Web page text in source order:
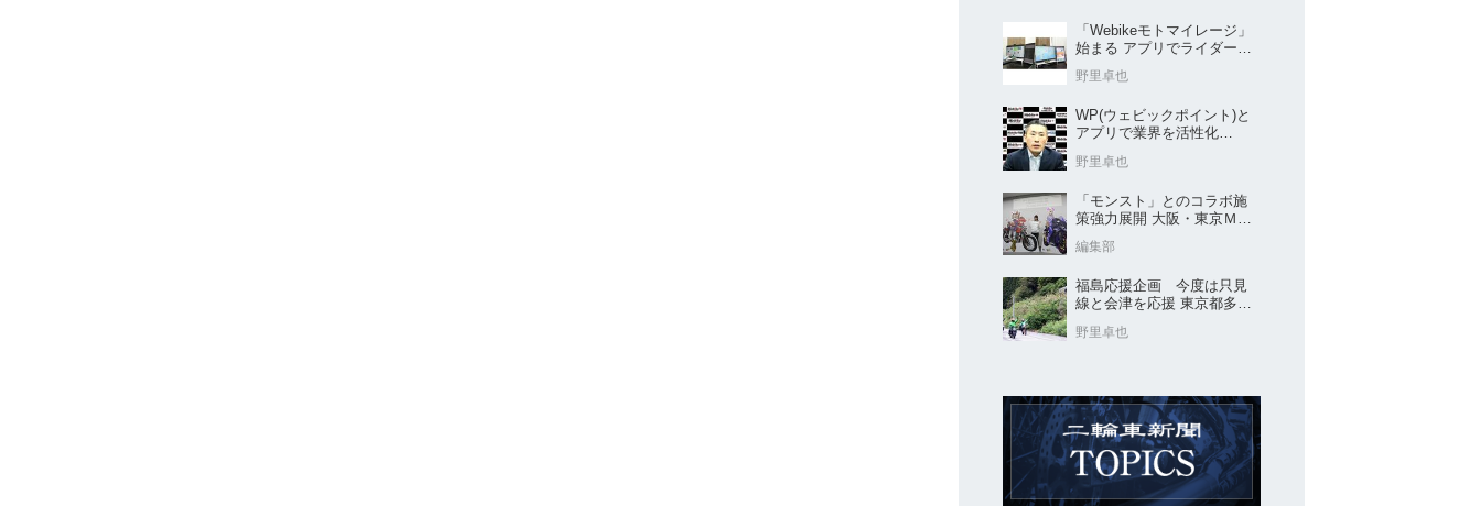
「Webikeモトマイレージ」
始まる アプリでライダーと
野里卓也
WP(ウェビックポイント)と
アプリで業界を活性化
野里卓也
「モンスト」とのコラボ施
策強力展開 大阪・東京ＭＣ
編集部
福島応援企画 今度は只見
線と会津を応援 東京都多摩
野里卓也